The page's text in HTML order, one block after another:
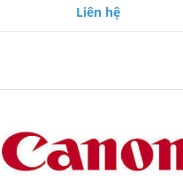
Liên hệ